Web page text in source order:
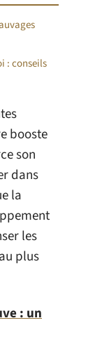
: conseils
booste
son
dans
la
les
plus
: un